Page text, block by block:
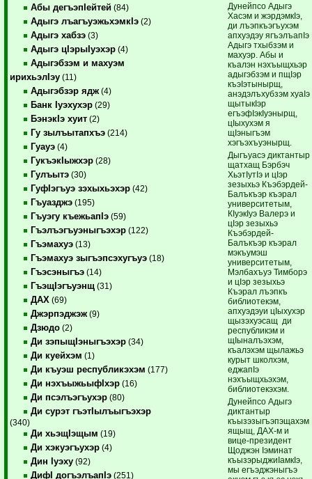
Абы дегъэпIейтей (84)
Адыгэ лъагъуэжьхэмкIэ (2)
Адыгэ хабзэ (3)
Адыгэ цIэрыIуэхэр (4)
Адыгэбзэм и махуэм
ирихьэлIэу (11)
Адыгэбзэр ядж (4)
Банк Iуэхухэр (29)
БэнэкIэ хуит (2)
Гу зылъытапхъэ (214)
Гуауэ (4)
ГукъэкIыжхэр (28)
Гулъытэ (30)
ГуфIэгъуэ зэхыхьэхэр (42)
Гъуазджэ (195)
Гъуэгу къежьапIэ (59)
Гъэлъэгъуэныгъэхэр (122)
Гъэмахуэ (13)
Гъэмахуэ зыгъэпсэхугъуэ (18)
Гъэсэныгъэ (14)
ГъэщIэгъуэнщ (31)
ДАХ (69)
Джэрпэджэж (9)
Дзюдо (2)
Ди зэпыщIэныгъэхэр (34)
Ди куейхэм (1)
Ди къуэш республикэхэм (177)
Ди нэхъыжьыфIхэр (16)
Ди псэлъэгъухэр (80)
Ди сурэт гъэтIылъыгъэхэр
(340)
Ди хьэщIэщым (19)
Ди хэкуэгъухэр (4)
Дин Iуэху (92)
ДифI догъэлъапIэ (251)
Дунейпсо Адыгэ
Хасэм и жэрдэмкIэ,
ди лъэпкъэгъухэм
апхуэдэу ягъэлъапIэ
Адыгэ тхыбзэм и
махуэр. Абы и
къалэн нэхъыщхьэр
адыгэбзэм и пщIэр
къэIэтынырщ,
анэдэлъхубзэм хуаIэ
щытыкIэр
егъэфIэкIуэнырщ,
цIыхухэм я
щIэныгъэм
хэгъэхъуэнырщ.
Дыгъуасэ диктантыр
щатхащ Бэрбэч
ХьэтIутIэ и цIэр
зезыхьэ Къэбэрдей-
Балъкъэр къэрал
университетым,
КIуэкIуэ Валерэ и
цIэр зезыхьэ
Къэбэрдей-
Балъкъэр къэрал
мэкъумэш
университетым,
Мэлбахъуэ Тимборэ
и цIэр зезыхьэ
Къэрал лъэпкъ
библиотекэм,
апхуэдэуи цIыхухэр
щызэхуэсащ ди
республикэм и
щIыналъэхэм,
къалэхэм щылажьэ
курыт школхэм,
еджапIэ
нэхъыщхьэхэм,
библиотекэхэм.
Дунейпсо Адыгэ
диктантыр
къызэзыгъэпэщахэм
ящыщ, ДАХ-м и
вице-президент
Щоджэн Iэминат
къызэрыджиIамкIэ,
мы егъэджэныгъэ